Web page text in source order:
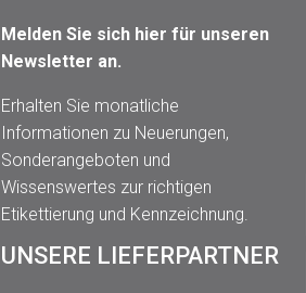
Melden Sie sich hier für unseren
Newsletter an.
Erhalten Sie monatliche
Informationen zu Neuerungen,
Sonderangeboten und
Wissenswertes zur richtigen
Etikettierung und Kennzeichnung.
UNSERE LIEFERPARTNER